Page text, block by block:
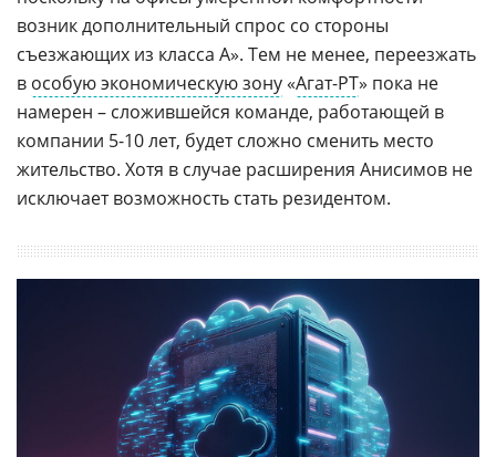
возник дополнительный спрос со стороны
съезжающих из класса А». Тем не менее, переезжать
в особую экономическую зону «Агат-РТ» пока не
намерен – сложившейся команде, работающей в
компании 5-10 лет, будет сложно сменить место
жительство. Хотя в случае расширения Анисимов не
исключает возможность стать резидентом.